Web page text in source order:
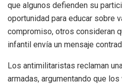
que algunos defienden su
oportunidad para educar sobre
compromiso, otros consideran
infantil envía un mensaje
Los antimilitaristas reclaman
armadas, argumentando que